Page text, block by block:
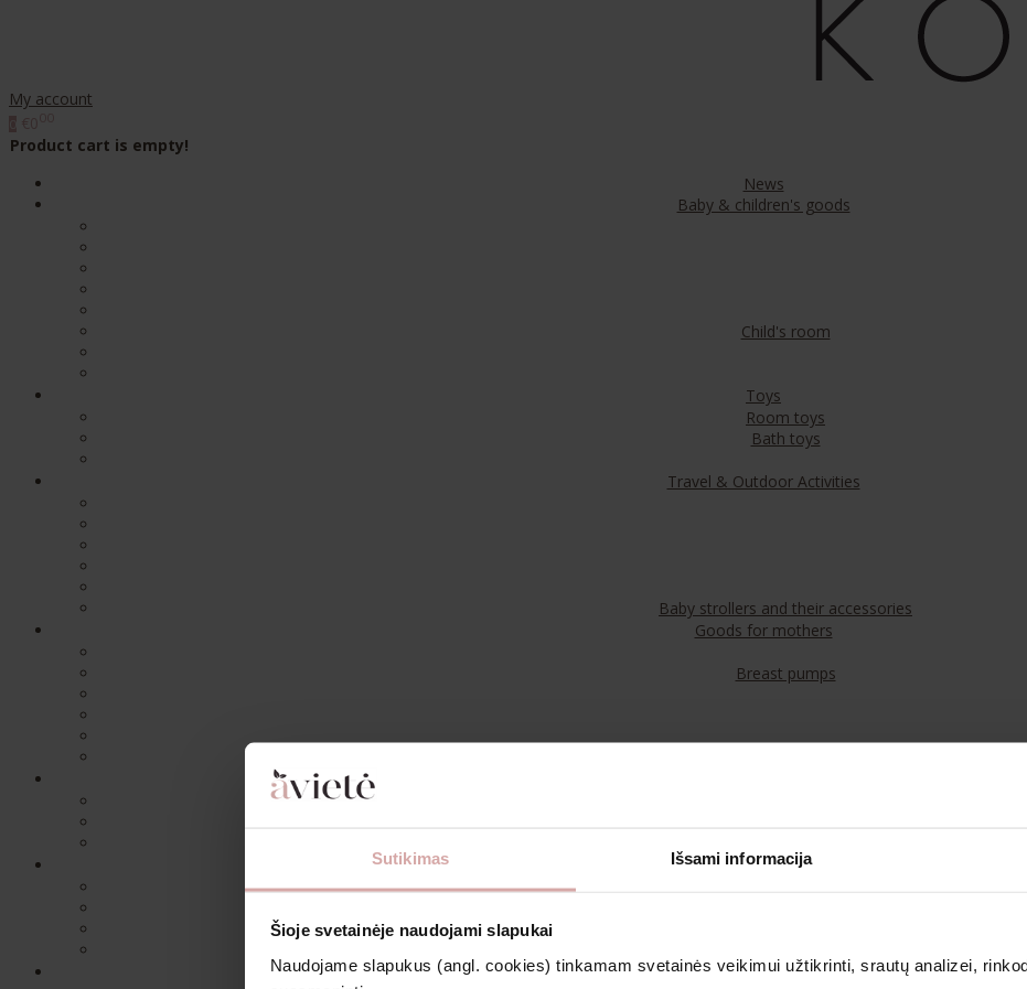
Sutikimas Išsami informacija
Šioje svetainėje naudojami slapukai
Naudojame slapukus (angl. cookies) tinkamam svetainės veikimui užtikrinti, srautų analizei,
My account
Product cart is empty!
News
Baby & children's goods
Child's room
Toys
Room toys
Bath toys
Travel & Outdoor Activities
Baby strollers and their accessories
Goods for mothers
Breast pumps
Cosmetics & Aromatherapy
Clothing